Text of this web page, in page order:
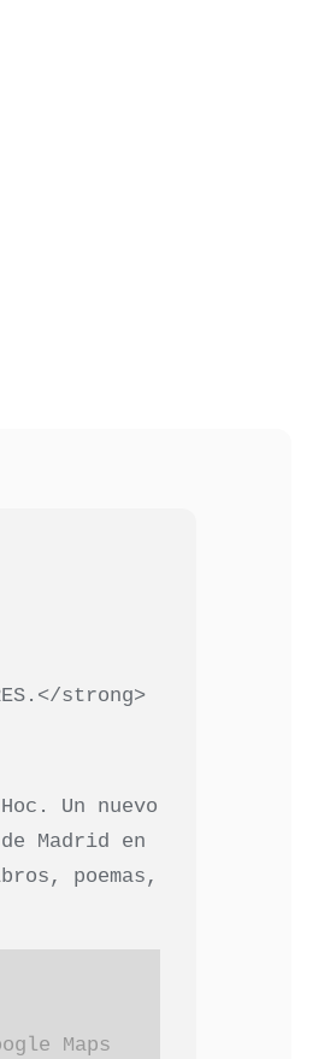
strong>
Un nuevo
Madrid en
poemas,
Maps